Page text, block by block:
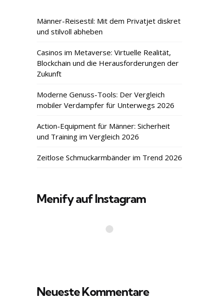
Männer-Reisestil: Mit dem Privatjet diskret
und stilvoll abheben
Casinos im Metaverse: Virtuelle Realität,
Blockchain und die Herausforderungen der
Zukunft
Moderne Genuss-Tools: Der Vergleich
mobiler Verdampfer für Unterwegs 2026
Action-Equipment für Männer: Sicherheit
und Training im Vergleich 2026
Zeitlose Schmuckarmbänder im Trend 2026
Menify auf Instagram
Neueste Kommentare